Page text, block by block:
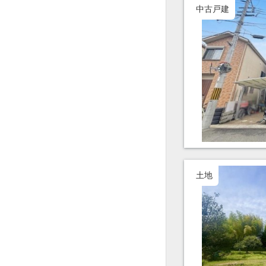
中古戸建
土地